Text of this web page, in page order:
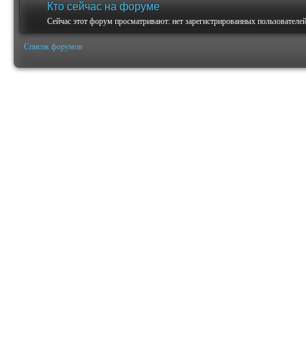
Кто сейчас на форуме
Сейчас этот форум просматривают: нет зарегистрированных
Список форумов